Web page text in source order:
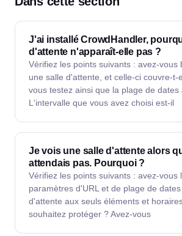
J'ai installé CrowdHandler,
d'attente n'apparaît-elle pas ?
Vérifiez les points suivants : avez-vous
une salle d'attente, et celle-ci couvre-t-
vous testez ainsi que la plage de dates
L'intervalle que vous avez choisi est-il
Je vois une salle d'attente alors
attendais pas. Pourquoi ?
Vérifiez les points suivants : avez-vous
paramètres d'URL et de plage de
d'attente aux seuls éléments et
souhaitez protéger ? Avez-vous